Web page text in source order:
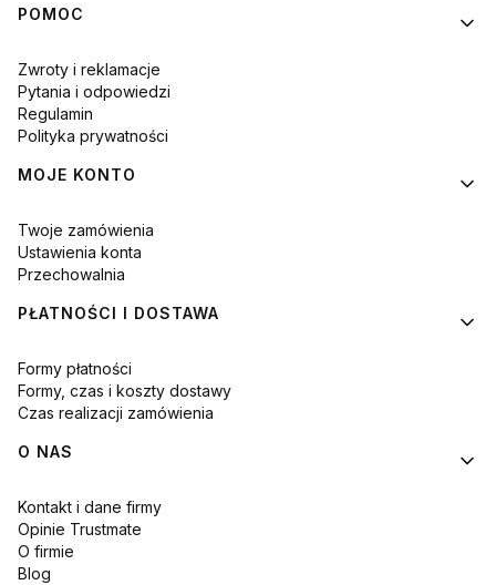
Linki w stopce
POMOC
Zwroty i reklamacje
Pytania i odpowiedzi
Regulamin
Polityka prywatności
MOJE KONTO
Twoje zamówienia
Ustawienia konta
Przechowalnia
PŁATNOŚCI I DOSTAWA
Formy płatności
Formy, czas i koszty dostawy
Czas realizacji zamówienia
O NAS
Kontakt i dane firmy
Opinie Trustmate
O firmie
Blog